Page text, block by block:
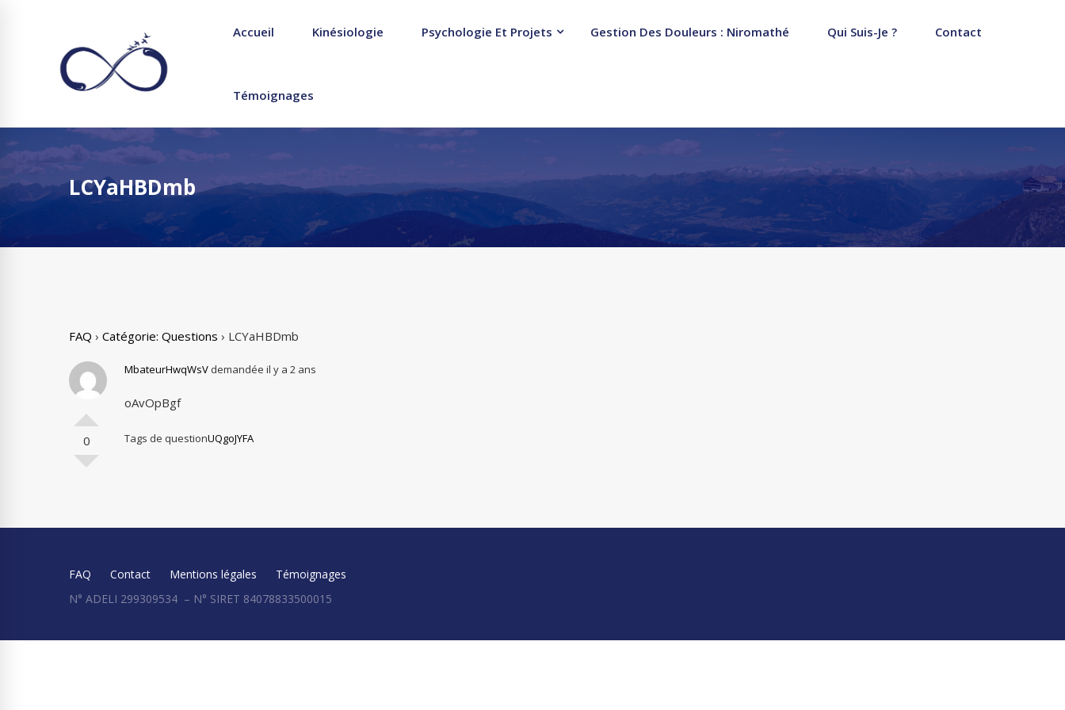
Accueil Kinésiologie Psychologie Et Projets Gestion Des Douleurs : Niromathé Qui Suis-Je ? Contact
Témoignages
LCYaHBDmb
FAQ › Catégorie: Questions › LCYaHBDmb
0
MbateurHwqWsV demandée il y a 2 ans
oAvOpBgf
Tags de questionUQgoJYFA
FAQ Contact Mentions légales
Témoignages
N° ADELI 299309534 – N° SIRET 84078833500015